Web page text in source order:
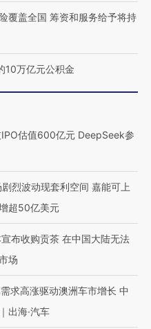
覆盖全国 筹资和服务给予将持
10万亿元公积金
估值600亿元 DeepSeek参
烈波动现套利空间 嘉能可上
超50亿美元
布收购贡茶 在中国大陆无法
场
求高涨驱动澳洲车市增长 中
出海·汽车